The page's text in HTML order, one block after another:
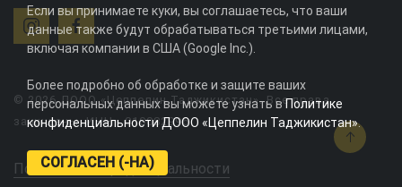
© 2026 ДООО «Цеппелин Таджикистан». Все права
защищены. ИНН - 010082996
Политика конфиденциальности
Если вы принимаете куки, вы соглашаетесь, что ваши
данные также будут обрабатываться третьими лицами,
включая компании в США (Google Inc.).
Более подробно об обработке и защите ваших
персональных данных вы можете узнать вПолитике
конфиденциальности ДООО «Цеппелин Таджикистан».
СОГЛАСЕН (-НА)